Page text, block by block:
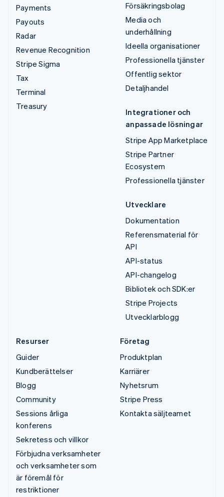
Payments
Payouts
Radar
Revenue Recognition
Stripe Sigma
Tax
Terminal
Treasury
Försäkringsbolag
Media och
underhållning
Ideella organisationer
Professionella tjänster
Offentlig sektor
Detaljhandel
Integrationer och
anpassade lösningar
Stripe App Marketplace
Stripe Partner
Ecosystem
Professionella tjänster
Utvecklare
Dokumentation
Referensmaterial för
API
API-status
API-changelog
Bibliotek och SDK:er
Stripe Projects
Utvecklarblogg
Resurser
Guider
Kundberättelser
Blogg
Community
Sessions årliga
konferens
Sekretess och villkor
Förbjudna verksamheter
och verksamheter som
är föremål för
restriktioner
Företag
Produktplan
Karriärer
Nyhetsrum
Stripe Press
Kontakta säljteamet